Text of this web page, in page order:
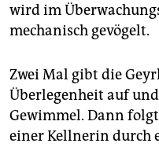
wird im
mechanisch gevögelt.
Zwei Mal gibt die
Überlegenheit auf
Gewimmel. Dann
einer Kellnerin durch